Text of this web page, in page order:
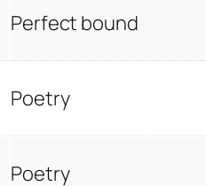
Perfect bound
Poetry
Poetry